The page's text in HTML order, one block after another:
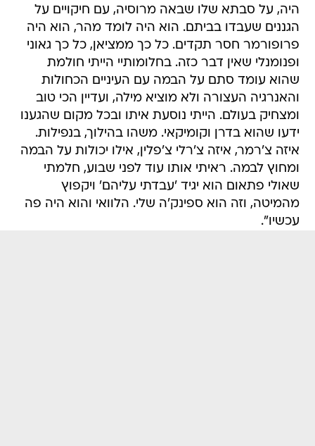
היה, על סבתא שלו שבאה מרוסיה, עם חיקויים על
הגננים שעבדו בביתם. הוא היה לומד מהר, הוא היה
פרופורמר חסר תקדים. כל כך ממציאן, כל כך גאוני
ופנומנלי שאין דבר כזה. בחלומותיי הייתי חולמת
שהוא עומד סתם על הבמה עם העיניים הכחולות
והאנרגיה העצורה ולא מוציא מילה, ועדיין הכי טוב
ומצחיק בעולם. הייתי נוסעת איתו ובכל מקום שהגענו
ידעו שהוא בדרן וקומיקאי. משהו בהילוך, בנפילות.
איזה צ'רמר, איזה צ'רלי צ'פלין, אילו יכולות על הבמה
ומחוץ לבמה. ראיתי אותו עוד לפני שבוע, חלמתי
שאולי פתאום הוא יגיד 'עבדתי עליהם' ויקפוץ
מהמיטה, וזה הוא ספינק'ה שלי. הלוואי והוא היה פה
עכשיו".